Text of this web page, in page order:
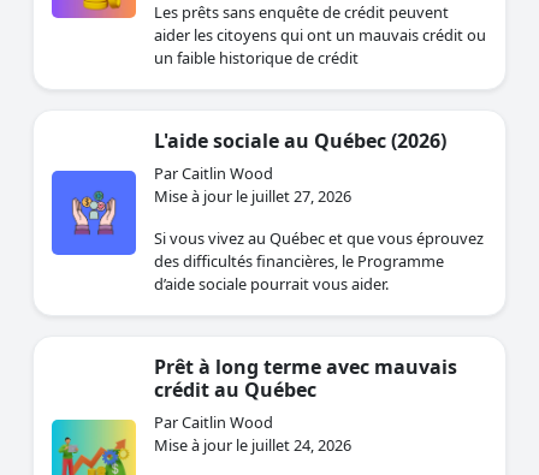
Les prêts sans enquête de crédit peuvent
aider les citoyens qui ont un mauvais crédit ou
un faible historique de crédit
L'aide sociale au Québec (2026)
Par Caitlin Wood
Mise à jour le juillet 27, 2026
Si vous vivez au Québec et que vous éprouvez
des difficultés financières, le Programme
d’aide sociale pourrait vous aider.
Prêt à long terme avec mauvais
crédit au Québec
Par Caitlin Wood
Mise à jour le juillet 24, 2026